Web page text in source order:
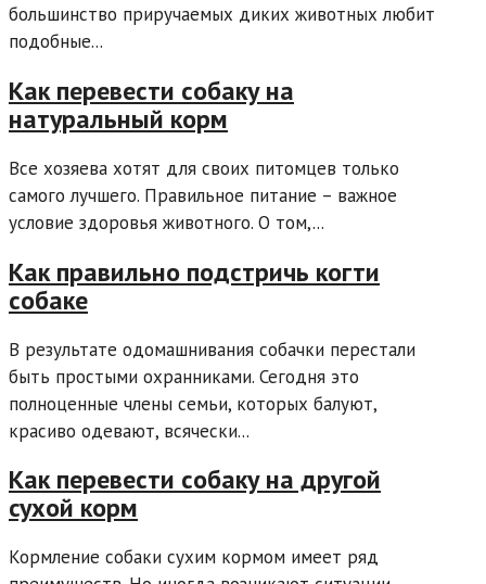
большинство приручаемых диких животных любит
подобные...
Как перевести собаку на
натуральный корм
Все хозяева хотят для своих питомцев только
самого лучшего. Правильное питание – важное
условие здоровья животного. О том,...
Как правильно подстричь когти
собаке
В результате одомашнивания собачки перестали
быть простыми охранниками. Сегодня это
полноценные члены семьи, которых балуют,
красиво одевают, всячески...
Как перевести собаку на другой
сухой корм
Кормление собаки сухим кормом имеет ряд